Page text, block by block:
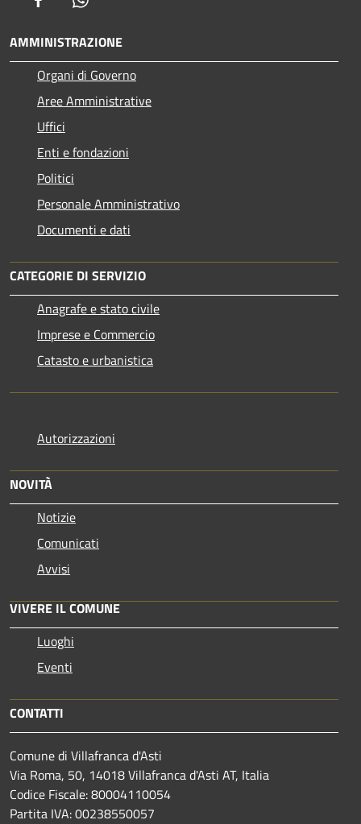
AMMINISTRAZIONE
Organi di Governo
Aree Amministrative
Uffici
Enti e fondazioni
Politici
Personale Amministrativo
Documenti e dati
CATEGORIE DI SERVIZIO
Anagrafe e stato civile
Imprese e Commercio
Catasto e urbanistica
Autorizzazioni
NOVITÀ
Notizie
Comunicati
Avvisi
VIVERE IL COMUNE
Luoghi
Eventi
CONTATTI
Comune di Villafranca d'Asti
Via Roma, 50, 14018 Villafranca d'Asti AT, Italia
Codice Fiscale: 80004110054
Partita IVA: 00238550057